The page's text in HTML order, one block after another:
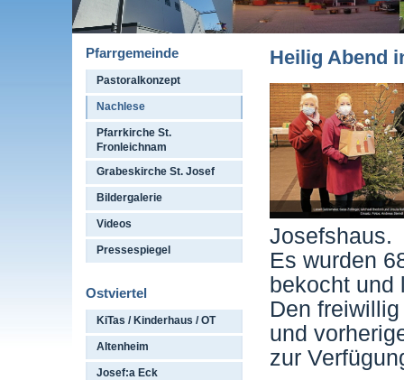
Pfarrgemeinde
Pastoralkonzept
Nachlese
Pfarrkirche St.
Fronleichnam
Grabeskirche St. Josef
Bildergalerie
Videos
Pressespiegel
Ostviertel
KiTas / Kinderhaus / OT
Altenheim
Josef:a Eck
Heilig Abend
Josefshaus.
Es wurden
bekocht und
Den
und
zur